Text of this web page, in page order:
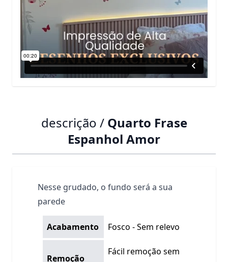
descrição / Quarto Frase
Espanhol Amor
Nesse grudado, o fundo será a sua
parede
Acabamento Fosco - Sem relevo
Remoção
Fácil remoção sem